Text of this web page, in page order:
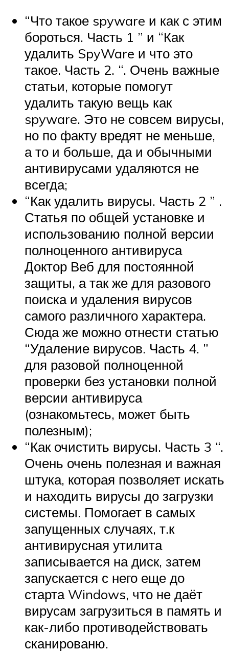
“Что такое spyware и как с этим
бороться. Часть 1 ” и “Как
удалить SpyWare и что это
такое. Часть 2. “. Очень важные
статьи, которые помогут
удалить такую вещь как
spyware. Это не совсем вирусы,
но по факту вредят не меньше,
а то и больше, да и обычными
антивирусами удаляются не
всегда;
“Как удалить вирусы. Часть 2 ” .
Статья по общей установке и
использованию полной версии
полноценного антивируса
Доктор Веб для постоянной
защиты, а так же для разового
поиска и удаления вирусов
самого различного характера.
Сюда же можно отнести статью
“Удаление вирусов. Часть 4. ”
для разовой полноценной
проверки без установки полной
версии антивируса
(ознакомьтесь, может быть
полезным);
“Как очистить вирусы. Часть 3 “.
Очень очень полезная и важная
штука, которая позволяет искать
и находить вирусы до загрузки
системы. Помогает в самых
запущенных случаях, т.к
антивирусная утилита
записывается на диск, затем
запускается с него еще до
старта Windows, что не даёт
вирусам загрузиться в память и
как-либо противодействовать
сканированю.